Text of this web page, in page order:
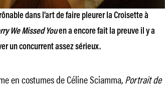
dans l’art de faire pleurer la Croisette à
We Missed Youen a encore fait la preuve il y a
un concurrent assez sérieux.
en costumes de Céline Sciamma,Portrait de